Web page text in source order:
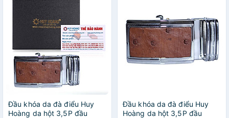
Đầu khóa da đà điểu Huy
Hoàng da hột 3,5P đầu
Đầu khóa da đà điểu Huy
Hoàng da hột 3,5P đầu